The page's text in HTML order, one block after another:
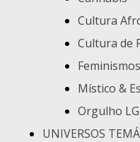
Cultura
Cultura de
Místico &
Orgulho
UNIVERSOS